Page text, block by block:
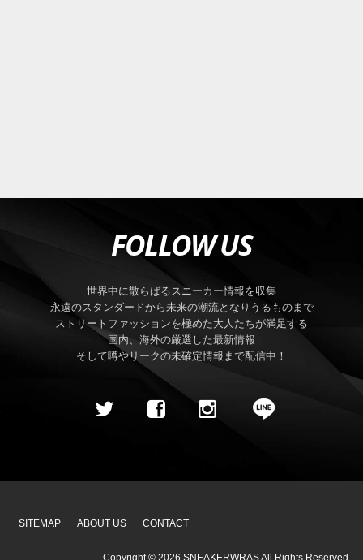
FOLLOW US
世界中に散らばるスニーカー情報を収集
永遠のスタンダードから未来の潮流となりうるものまで
ストリートファッションを極めた大人たちが満足する
国内、海外の厳選した最新情報
そして噂やリークの未確定情報まで配信中！
SITEMAP ABOUT US CONTACT
Copyright © 2026 SNEAKERWRASAll Rights Reserved.